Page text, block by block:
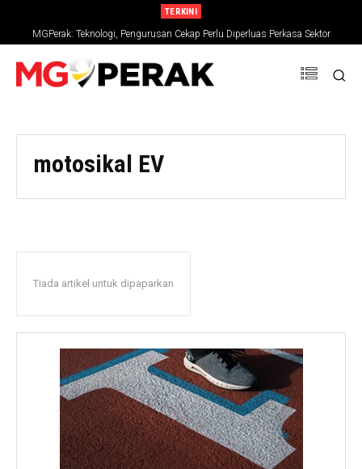
TERKINI
MGPerak: Teknologi, Pengurusan Cekap Perlu Diperluas Perkasa Sektor
Pertanian
motosikal EV
Tiada artikel untuk dipaparkan